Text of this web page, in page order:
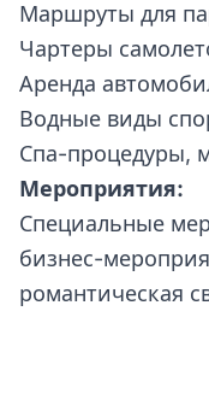
Маршруты для
Чартеры
Аренда
Водные виды
Спа-процедуры,
Мероприятия:
Специальные
бизнес-
романтическая